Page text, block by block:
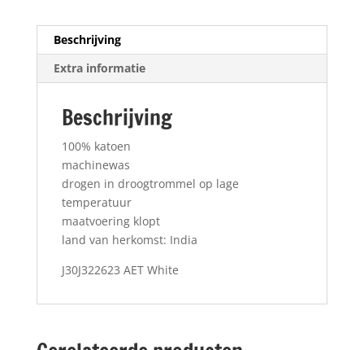
Beschrijving
Extra informatie
Beschrijving
100% katoen
machinewas
drogen in droogtrommel op lage
temperatuur
maatvoering klopt
land van herkomst: India
J30J322623 AET White